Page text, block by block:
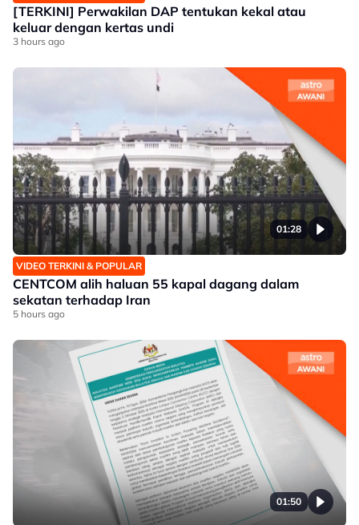
[TERKINI] Perwakilan DAP tentukan kekal atau
keluar dengan kertas undi
3 hours ago
01:28
VIDEO TERKINI & POPULAR
CENTCOM alih haluan 55 kapal dagang dalam
sekatan terhadap Iran
5 hours ago
01:50